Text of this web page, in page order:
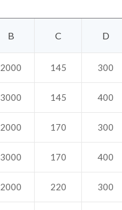
B C D
2000 145 300
3000 145 400
2000 170 300
3000 170 400
2000 220 300